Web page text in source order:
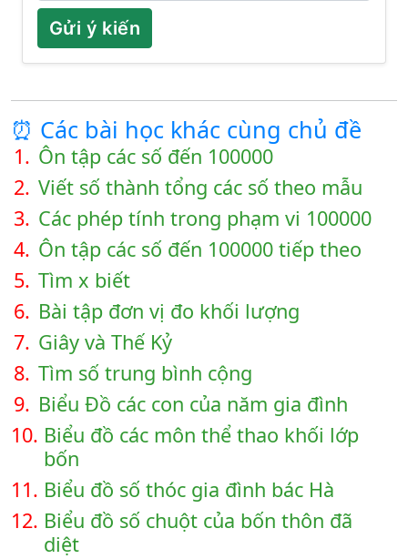
Gửi ý kiến
⏰ Các bài học khác cùng chủ đề
1. Ôn tập các số đến 100000
2. Viết số thành tổng các số theo mẫu
3. Các phép tính trong phạm vi 100000
4. Ôn tập các số đến 100000 tiếp theo
5. Tìm x biết
6. Bài tập đơn vị đo khối lượng
7. Giây và Thế Kỷ
8. Tìm số trung bình cộng
9. Biểu Đồ các con của năm gia đình
10. Biểu đồ các môn thể thao khối lớp
bốn
11. Biểu đồ số thóc gia đình bác Hà
12. Biểu đồ số chuột của bốn thôn đã
diệt